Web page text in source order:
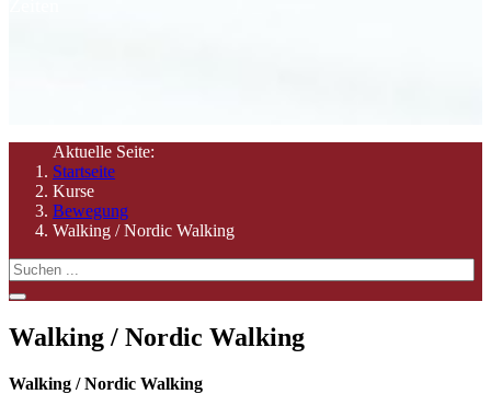
Aktuelle Seite:
Startseite
Kurse
Bewegung
Walking / Nordic Walking
Walking / Nordic Walking
Walking / Nordic Walking